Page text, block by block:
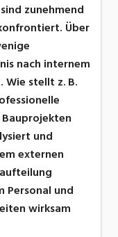
zunehmend
Über
nach internem
Wie stellt z. B.
und
externen
Personal und
wirksam